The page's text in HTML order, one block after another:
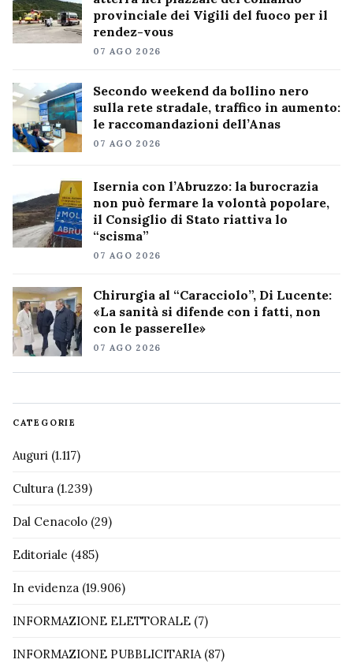
provinciale dei Vigili del fuoco per il
rendez-vous
07 AGO 2026
Secondo weekend da bollino nero
sulla rete stradale, traffico in aumento:
le raccomandazioni dell’Anas
07 AGO 2026
Isernia con l’Abruzzo: la burocrazia
non può fermare la volontà popolare,
il Consiglio di Stato riattiva lo
“scisma”
07 AGO 2026
Chirurgia al “Caracciolo”, Di Lucente:
«La sanità si difende con i fatti, non
con le passerelle»
07 AGO 2026
CATEGORIE
Auguri (1.117)
Cultura (1.239)
Dal Cenacolo (29)
Editoriale (485)
In evidenza (19.906)
INFORMAZIONE ELETTORALE (7)
INFORMAZIONE PUBBLICITARIA (87)